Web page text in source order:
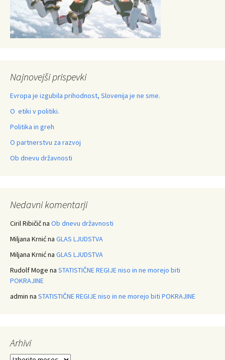
Najnovejši prispevki
Evropa je izgubila prihodnost, Slovenija je ne sme.
O etiki v politiki.
Politika in greh
O partnerstvu za razvoj
Ob dnevu državnosti
Nedavni komentarji
Ciril Ribičična Ob dnevu državnosti
Miljana Krnićna GLAS LJUDSTVA
Miljana Krnićna GLAS LJUDSTVA
Rudolf Moge na STATISTIČNE REGIJE niso in ne morejo biti
POKRAJINE
admin na STATISTIČNE REGIJE niso in ne morejo biti POKRAJINE
Arhivi